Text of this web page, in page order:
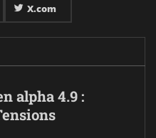
X.com
alpha 4.9 :